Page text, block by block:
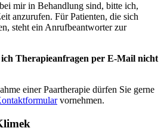
mir in Behandlung sind, bitte ich,
anzurufen. Für Patienten, die sich
steht ein Anrufbeantworter zur
ich Therapieanfragen per E-Mail nicht
einer Paartherapie dürfen Sie gerne
vornehmen.